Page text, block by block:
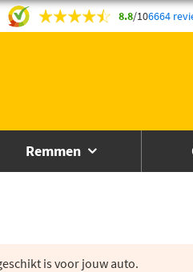
8.8/106664
Remmen
is voor jouw auto.